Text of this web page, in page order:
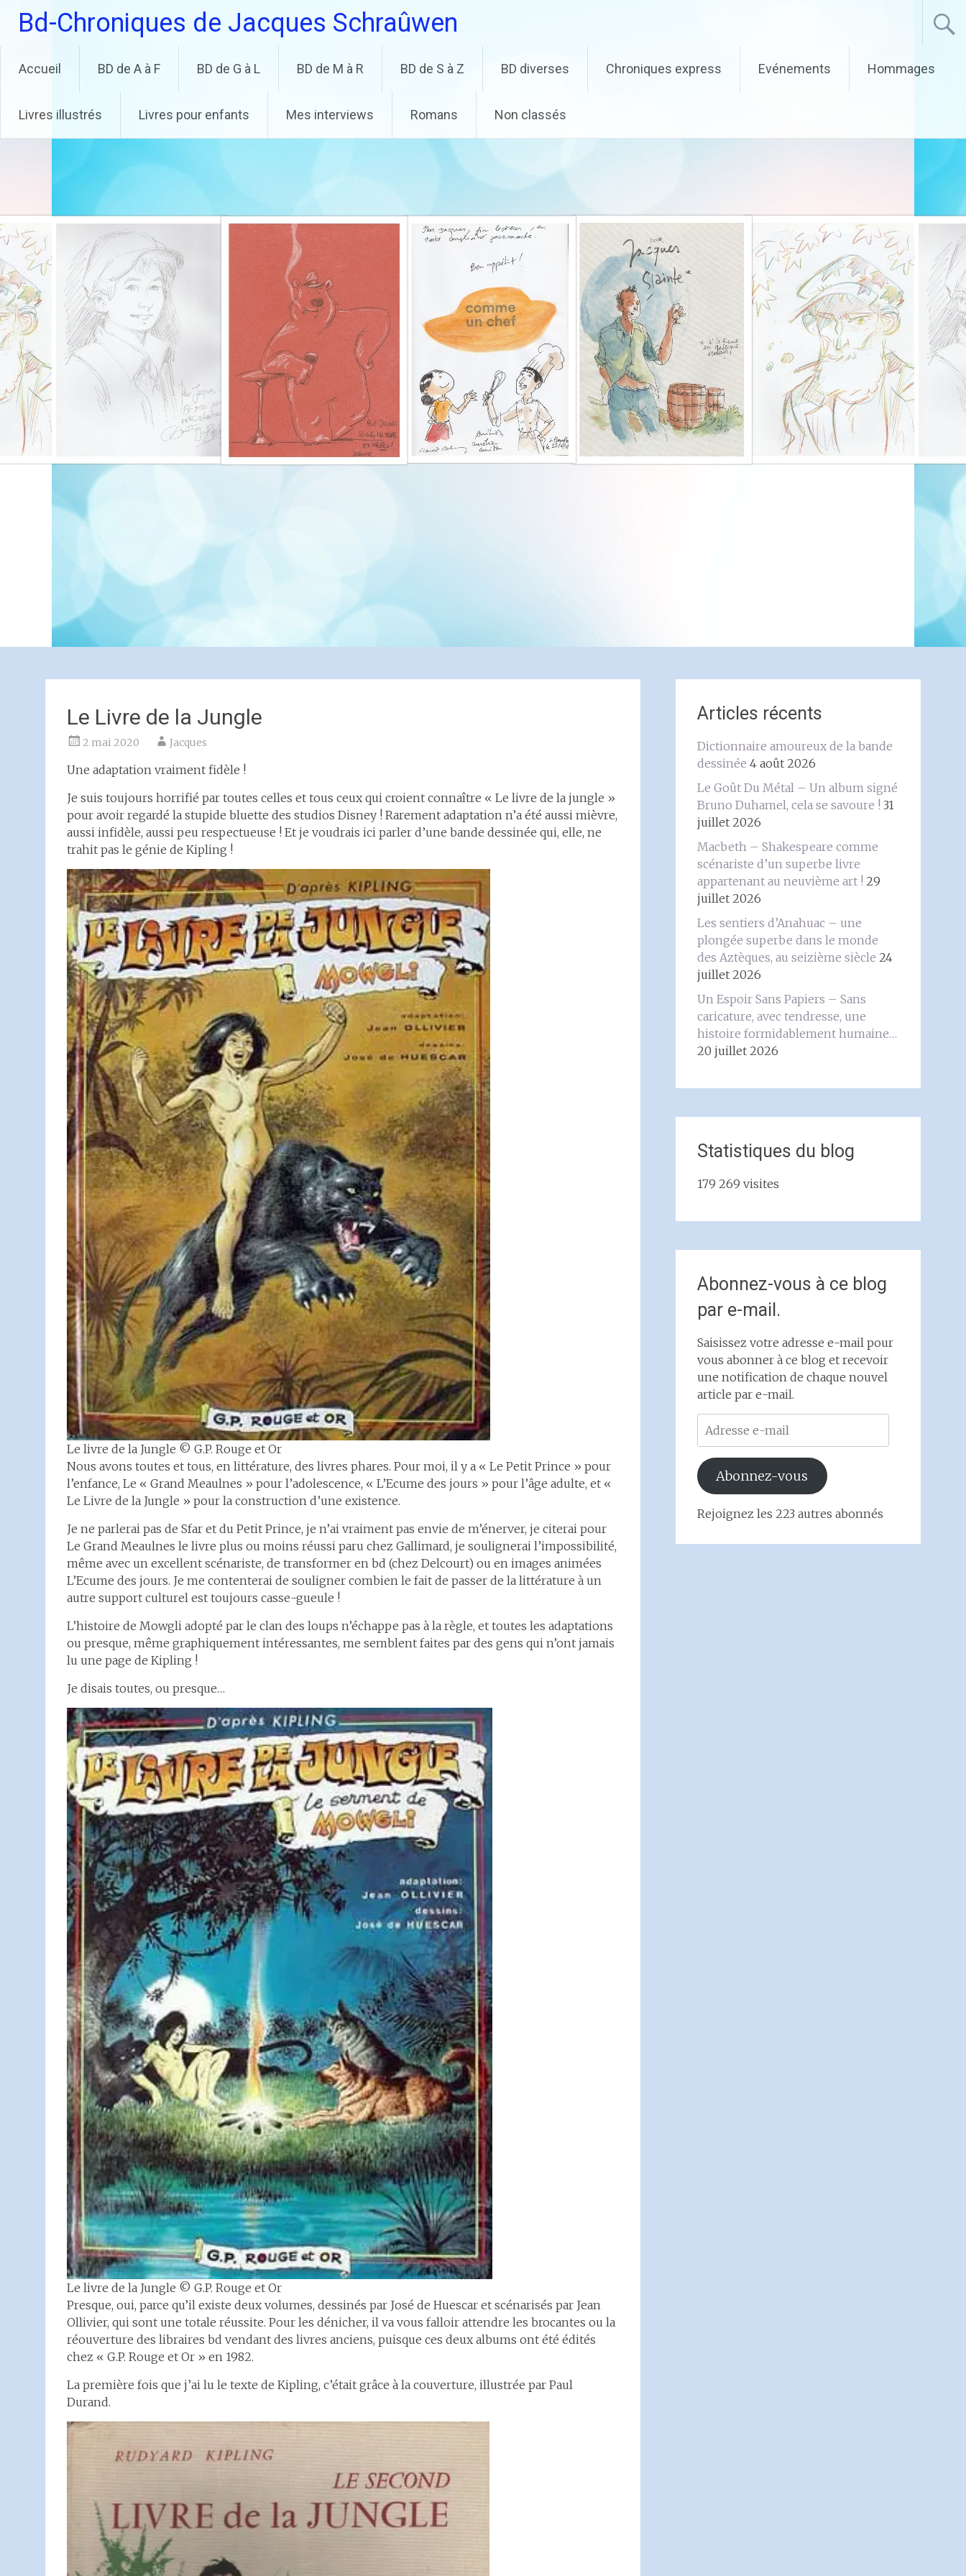
contenu
Bd-Chroniques de Jacques Schraûwen
Accueil BD de A à F BD de G à L BD de M à R BD de S à Z BD diverses Chroniques express Evénements Hommages
Livres illustrés Livres pour enfants Mes interviews Romans Non classés
Le Livre de la Jungle
2 mai 2020 Jacques
Une adaptation vraiment fidèle !
Je suis toujours horrifié par toutes celles et tous ceux qui croient connaître « Le livre de la jungle »
pour avoir regardé la stupide bluette des studios Disney ! Rarement adaptation n’a été aussi mièvre,
aussi infidèle, aussi peu respectueuse ! Et je voudrais ici parler d’une bande dessinée qui, elle, ne
trahit pas le génie de Kipling !
Le livre de la Jungle © G.P. Rouge et Or
Nous avons toutes et tous, en littérature, des livres phares. Pour moi, il y a « Le Petit Prince » pour
l’enfance, Le « Grand Meaulnes » pour l’adolescence, « L’Ecume des jours » pour l’âge adulte, et «
Le Livre de la Jungle » pour la construction d’une existence.
Je ne parlerai pas de Sfar et du Petit Prince, je n’ai vraiment pas envie de m’énerver, je citerai pour
Le Grand Meaulnes le livre plus ou moins réussi paru chez Gallimard, je soulignerai l’impossibilité,
même avec un excellent scénariste, de transformer en bd (chez Delcourt) ou en images animées
L’Ecume des jours. Je me contenterai de souligner combien le fait de passer de la littérature à un
autre support culturel est toujours casse-gueule !
L’histoire de Mowgli adopté par le clan des loups n’échappe pas à la règle, et toutes les adaptations
ou presque, même graphiquement intéressantes, me semblent faites par des gens qui n’ont jamais
lu une page de Kipling !
Je disais toutes, ou presque…
Le livre de la Jungle © G.P. Rouge et Or
Presque, oui, parce qu’il existe deux volumes, dessinés par José de Huescar et scénarisés par Jean
Ollivier, qui sont une totale réussite. Pour les dénicher, il va vous falloir attendre les brocantes ou la
réouverture des libraires bd vendant des livres anciens, puisque ces deux albums ont été édités
chez « G.P. Rouge et Or » en 1982.
La première fois que j’ai lu le texte de Kipling, c’était grâce à la couverture, illustrée par Paul
Durand.
Articles récents
Dictionnaire amoureux de la bande
dessinée 4 août 2026
Le Goût Du Métal – Un album signé
Bruno Duhamel, cela se savoure ! 31
juillet 2026
Macbeth – Shakespeare comme
scénariste d’un superbe livre
appartenant au neuvième art ! 29
juillet 2026
Les sentiers d’Anahuac – une
plongée superbe dans le monde
des Aztèques, au seizième siècle 24
juillet 2026
Un Espoir Sans Papiers – Sans
caricature, avec tendresse, une
histoire formidablement humaine…
20 juillet 2026
Statistiques du blog
179 269 visites
Abonnez-vous à ce blog
par e-mail.
Saisissez votre adresse e-mail pour
vous abonner à ce blog et recevoir
une notification de chaque nouvel
article par e-mail.
Adresse
e-
mail
Abonnez-vous
Rejoignez les 223 autres abonnés